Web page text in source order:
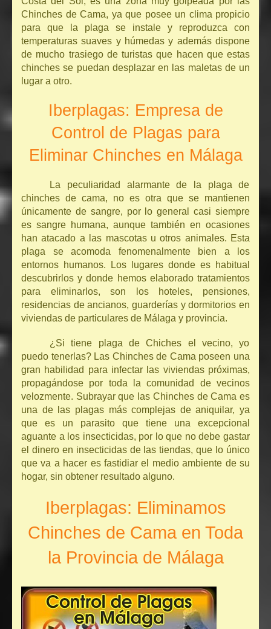
Chinches de Cama, ya que posee un clima propicio
para que la plaga se instale y reproduzca con
temperaturas suaves y húmedas y además dispone
de mucho trasiego de turistas que hacen que estas
chinches se puedan desplazar en las maletas de un
lugar a otro.
Iberplagas: Empresa de
Control de Plagas para
Eliminar Chinches en Málaga
La peculiaridad alarmante de la plaga de
chinches de cama, no es otra que se mantienen
únicamente de sangre, por lo general casi siempre
es sangre humana, aunque también en ocasiones
han atacado a las mascotas u otros animales. Esta
plaga se acomoda fenomenalmente bien a los
entornos humanos. Los lugares donde es habitual
descubrirlos y donde hemos elaborado tratamientos
para eliminarlos, son los hoteles, pensiones,
residencias de ancianos, guarderías y dormitorios en
viviendas de particulares de Málaga y provincia.
¿Si tiene plaga de Chiches el vecino, yo
puedo tenerlas? Las Chinches de Cama poseen una
gran habilidad para infectar las viviendas próximas,
propagándose por toda la comunidad de vecinos
velozmente. Subrayar que las Chinches de Cama es
una de las plagas más complejas de aniquilar, ya
que es un parasito que tiene una excepcional
aguante a los insecticidas, por lo que no debe gastar
el dinero en insecticidas de las tiendas, que lo único
que va a hacer es fastidiar el medio ambiente de su
hogar, sin obtener resultado alguno.
Iberplagas: Eliminamos
Chinches de Cama en Toda
la Provincia de Málaga